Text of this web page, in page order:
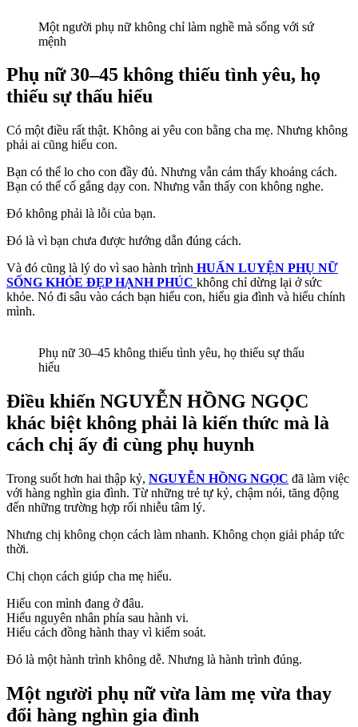
Một người phụ nữ không chỉ làm nghề mà sống với sứ
mệnh
Phụ nữ 30–45 không thiếu tình yêu, họ
thiếu sự thấu hiểu
Có một điều rất thật. Không ai yêu con bằng cha mẹ. Nhưng không
phải ai cũng hiểu con.
Bạn có thể lo cho con đầy đủ. Nhưng vẫn cảm thấy khoảng cách.
Bạn có thể cố gắng dạy con. Nhưng vẫn thấy con không nghe.
Đó không phải là lỗi của bạn.
Đó là vì bạn chưa được hướng dẫn đúng cách.
Và đó cũng là lý do vì sao hành trình HUẤN LUYỆN PHỤ NỮ
SỐNG KHỎE ĐẸP HẠNH PHÚC không chỉ dừng lại ở sức
khỏe. Nó đi sâu vào cách bạn hiểu con, hiểu gia đình và hiểu chính
mình.
Phụ nữ 30–45 không thiếu tình yêu, họ thiếu sự thấu
hiểu
Điều khiến NGUYỄN HỒNG NGỌC
khác biệt không phải là kiến thức mà là
cách chị ấy đi cùng phụ huynh
Trong suốt hơn hai thập kỷ, NGUYỄN HỒNG NGỌC đã làm việc
với hàng nghìn gia đình. Từ những trẻ tự kỷ, chậm nói, tăng động
đến những trường hợp rối nhiễu tâm lý.
Nhưng chị không chọn cách làm nhanh. Không chọn giải pháp tức
thời.
Chị chọn cách giúp cha mẹ hiểu.
Hiểu con mình đang ở đâu.
Hiểu nguyên nhân phía sau hành vi.
Hiểu cách đồng hành thay vì kiểm soát.
Đó là một hành trình không dễ. Nhưng là hành trình đúng.
Một người phụ nữ vừa làm mẹ vừa thay
đổi hàng nghìn gia đình